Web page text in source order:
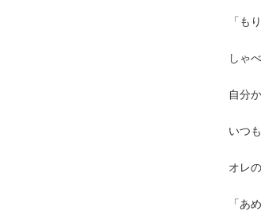
「も
しゃ
自分
いつ
オレ
「あ